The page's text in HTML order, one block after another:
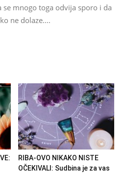
se mnogo toga odvija sporo i da
ne dolaze....
RIBA-OVO NIKAKO NISTE
OČEKIVALI: Sudbina je za vas